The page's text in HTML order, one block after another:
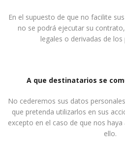
En el supuesto de que no facilite
no se podrá ejecutar su
legales o derivadas de
A que destinatarios se
No cederemos sus datos
que pretenda utilizarlos en sus
excepto en el caso de que nos
ello.